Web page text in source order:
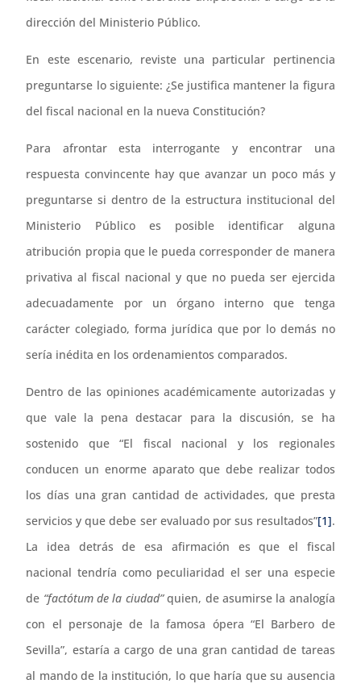
dirección del Ministerio Público.
En este escenario, reviste una particular pertinencia
preguntarse lo siguiente: ¿Se justifica mantener la figura
del fiscal nacional en la nueva Constitución?
Para afrontar esta interrogante y encontrar una
respuesta convincente hay que avanzar un poco más y
preguntarse si dentro de la estructura institucional del
Ministerio Público es posible identificar alguna
atribución propia que le pueda corresponder de manera
privativa al fiscal nacional y que no pueda ser ejercida
adecuadamente por un órgano interno que tenga
carácter colegiado, forma jurídica que por lo demás no
sería inédita en los ordenamientos comparados.
Dentro de las opiniones académicamente autorizadas y
que vale la pena destacar para la discusión, se ha
sostenido que “El fiscal nacional y los regionales
conducen un enorme aparato que debe realizar todos
los días una gran cantidad de actividades, que presta
servicios y que debe ser evaluado por sus resultados”[1].
La idea detrás de esa afirmación es que el fiscal
nacional tendría como peculiaridad el ser una especie
de “factótum de la ciudad”quien, de asumirse la analogía
con el personaje de la famosa ópera “El Barbero de
Sevilla”, estaría a cargo de una gran cantidad de tareas
al mando de la institución, lo que haría que su ausencia